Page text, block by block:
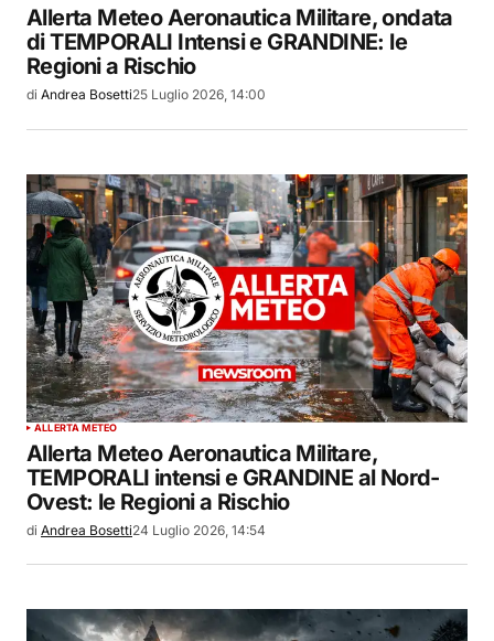
Allerta Meteo Aeronautica Militare, ondata
di TEMPORALI Intensi e GRANDINE: le
Regioni a Rischio
di Andrea Bosetti25 Luglio 2026, 14:00
ALLERTA METEO
Allerta Meteo Aeronautica Militare,
TEMPORALI intensi e GRANDINE al Nord-
Ovest: le Regioni a Rischio
di Andrea Bosetti24 Luglio 2026, 14:54